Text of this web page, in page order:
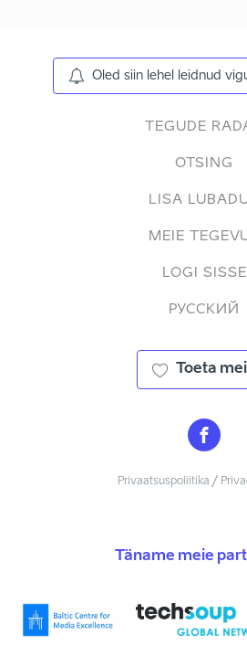
Oled siin lehel leidnud
TEGUDE
OTSING
LISA
MEIE
LOGI SISSE
РУССКИЙ
Toeta
Privaatsuspoliitika /
Täname meie